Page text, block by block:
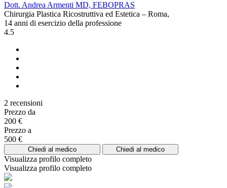
Dott. Andrea Armenti MD, FEBOPRAS
Chirurgia Plastica Ricostruttiva ed Estetica – Roma,
14 anni di esercizio della professione
4.5
2 recensioni
Prezzo da
200 €
Prezzo a
500 €
Chiedi al medico Chiedi al medico
Visualizza profilo completo
Visualizza profilo completo